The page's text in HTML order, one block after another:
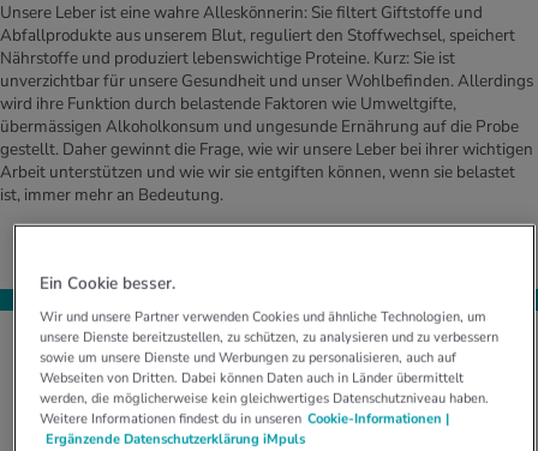
Unsere Leber ist eine wahre Alleskönnerin: Sie filtert Giftstoffe und
Abfallprodukte aus unserem Blut, reguliert den Stoffwechsel, speichert
Nährstoffe und produziert lebenswichtige Proteine. Kurz: Sie ist
unverzichtbar für unsere Gesundheit und unser Wohlbefinden. Allerdings
wird ihre Funktion durch belastende Faktoren wie Umweltgifte,
übermässigen Alkoholkonsum und ungesunde Ernährung auf die Probe
gestellt. Daher gewinnt die Frage, wie wir unsere Leber bei ihrer wichtigen
Arbeit unterstützen und wie wir sie entgiften können, wenn sie belastet
ist, immer mehr an Bedeutung.
Die Leber ist sehr widerstandsfähig und
weniger empfindlich als beispielsweise
Ein Cookie besser.
Wir und unsere Partner verwenden Cookies und ähnliche Technologien, um
unsere Dienste bereitzustellen, zu schützen, zu analysieren und zu verbessern
sowie um unsere Dienste und Werbungen zu personalisieren, auch auf
Webseiten von Dritten. Dabei können Daten auch in Länder übermittelt
werden, die möglicherweise kein gleichwertiges Datenschutzniveau haben.
Weitere Informationen findest du in unseren Cookie-Informationen |
Ergänzende Datenschutzerklärung iMpuls